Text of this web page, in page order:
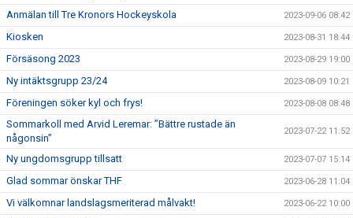
Anmälan till Tre Kronors Hockeyskola 2023-09-06 08:42
Kiosken 2023-08-31 18:44
Försäsong 2023 2023-08-29 19:00
Ny intäktsgrupp 23/24 2023-08-09 10:21
Föreningen söker kyl och frys! 2023-08-08 08:48
Sommarkoll med Arvid Leremar: ”Bättre rustade än
någonsin”
2023-07-22 11:52
Ny ungdomsgrupp tillsatt 2023-07-07 15:14
Glad sommar önskar THF 2023-06-28 11:04
Vi välkomnar landslagsmeriterad målvakt! 2023-06-22 10:00